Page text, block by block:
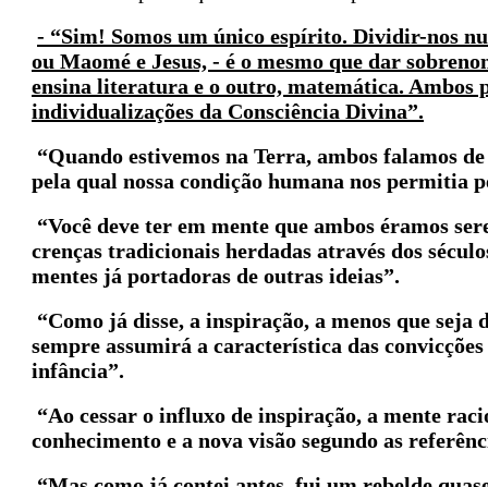
- “Sim! Somos um único espírito. Dividir-nos
ou Maomé e Jesus, - é o mesmo que dar
ensina literatura e o outro, matemática. Ambos
individualizações da Consciência Divina”.
“Quando estivemos na Terra, ambos falamos
pela qual nossa condição humana nos permitia
“Você deve ter em mente que ambos éramos
crenças tradicionais herdadas através dos
mentes já portadoras de outras ideias”.
“Como já disse, a inspiração, a menos que
sempre assumirá a característica das
infância”.
“Ao cessar o influxo de inspiração, a mente
conhecimento e a nova visão segundo as